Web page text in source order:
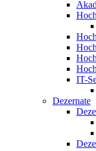
IT-
Dezernate